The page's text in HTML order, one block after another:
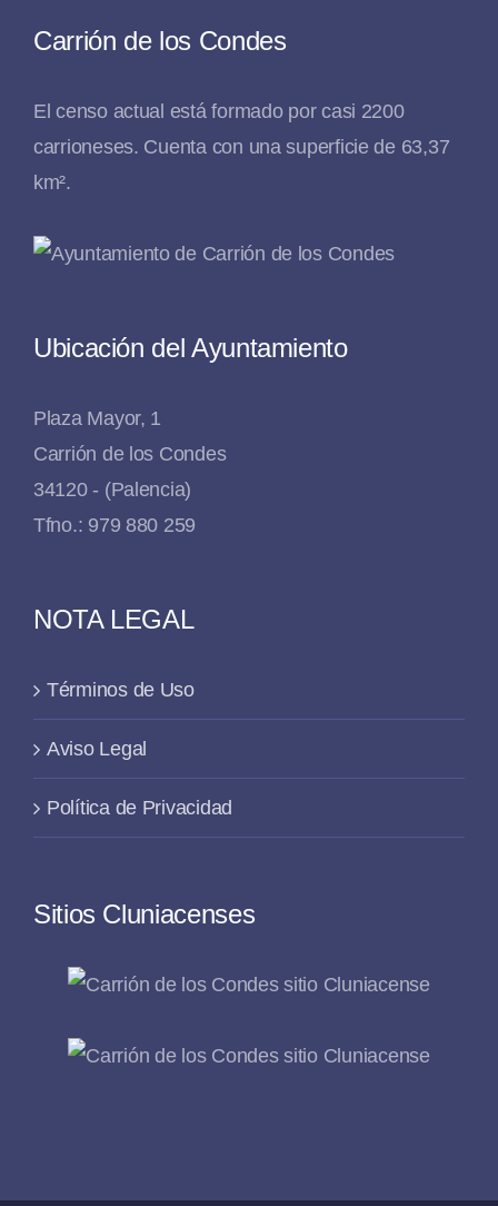
Carrión de los Condes
El censo actual está formado por casi 2200
carrioneses. Cuenta con una superficie de 63,37
km².
Ubicación del Ayuntamiento
Plaza Mayor, 1
Carrión de los Condes
34120 - (Palencia)
Tfno.: 979 880 259
NOTA LEGAL
Términos de Uso
Aviso Legal
Política de Privacidad
Sitios Cluniacenses